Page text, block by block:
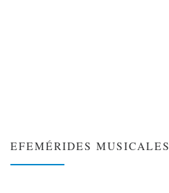
EFEMÉRIDES MUSICALES